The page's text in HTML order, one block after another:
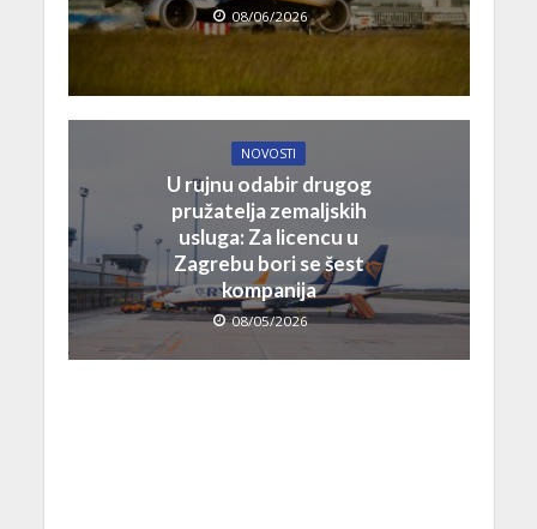
08/06/2026
NOVOSTI
U rujnu odabir drugog
pružatelja zemaljskih
usluga: Za licencu u
Zagrebu bori se šest
kompanija
08/05/2026